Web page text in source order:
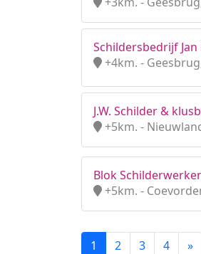
Schildersbedrijf
+4km. -
J.W. Schilder &
+5km. -
Blok
+5km. -
1 2 3 4 »